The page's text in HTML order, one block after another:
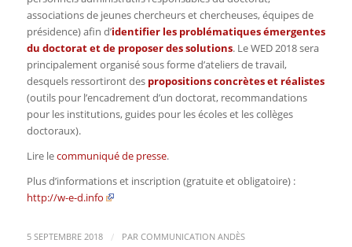
associations de jeunes chercheurs et chercheuses, équipes de
présidence) afin d’identifier les problématiques émergentes
du doctorat et de proposer des solutions. Le WED 2018 sera
principalement organisé sous forme d’ateliers de travail,
desquels ressortiront des propositions concrètes et réalistes
(outils pour l’encadrement d’un doctorat, recommandations
pour les institutions, guides pour les écoles et les collèges
doctoraux).
Lire lecommuniqué de presse.
Plus d’informations et inscription (gratuite et obligatoire) :
http://w-e-d.info
5 SEPTEMBRE 2018 / PAR COMMUNICATION ANDÈS